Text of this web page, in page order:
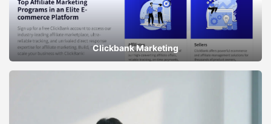
Clickbank Marketing